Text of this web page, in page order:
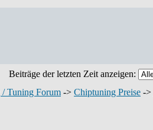
Beiträge der letzten Zeit anzeigen:
Tuning Forum -> Chiptuning Preise ->